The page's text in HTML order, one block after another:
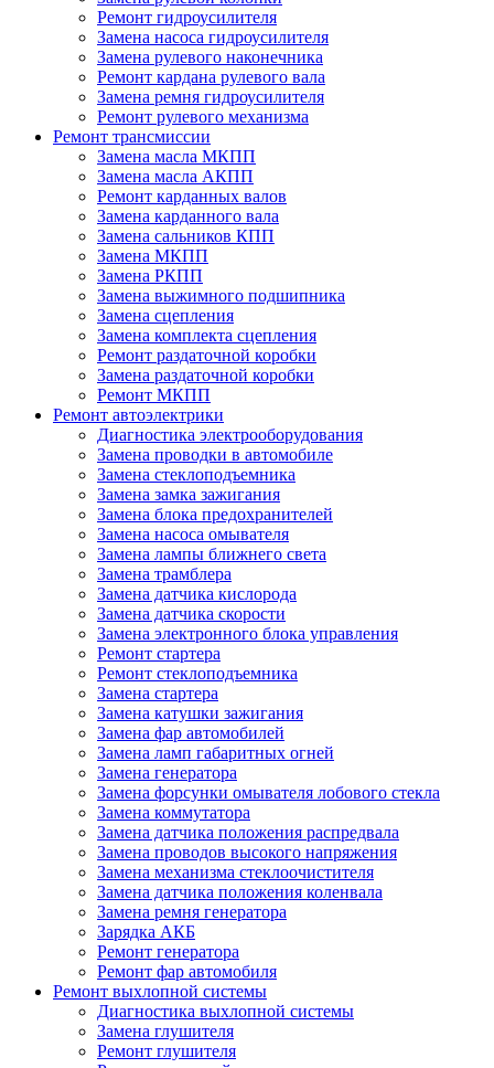
Ремонт гидроусилителя
Замена насоса гидроусилителя
Замена рулевого наконечника
Ремонт кардана рулевого вала
Замена ремня гидроусилителя
Ремонт рулевого механизма
Ремонт трансмиссии
Замена масла МКПП
Замена масла АКПП
Ремонт карданных валов
Замена карданного вала
Замена сальников КПП
Замена МКПП
Замена РКПП
Замена выжимного подшипника
Замена сцепления
Замена комплекта сцепления
Ремонт раздаточной коробки
Замена раздаточной коробки
Ремонт МКПП
Ремонт автоэлектрики
Диагностика электрооборудования
Замена проводки в автомобиле
Замена стеклоподъемника
Замена замка зажигания
Замена блока предохранителей
Замена насоса омывателя
Замена лампы ближнего света
Замена трамблера
Замена датчика кислорода
Замена датчика скорости
Замена электронного блока управления
Ремонт стартера
Ремонт стеклоподъемника
Замена стартера
Замена катушки зажигания
Замена фар автомобилей
Замена ламп габаритных огней
Замена генератора
Замена форсунки омывателя лобового стекла
Замена коммутатора
Замена датчика положения распредвала
Замена проводов высокого напряжения
Замена механизма стеклоочистителя
Замена датчика положения коленвала
Замена ремня генератора
Зарядка АКБ
Ремонт генератора
Ремонт фар автомобиля
Ремонт выхлопной системы
Диагностика выхлопной системы
Замена глушителя
Ремонт глушителя